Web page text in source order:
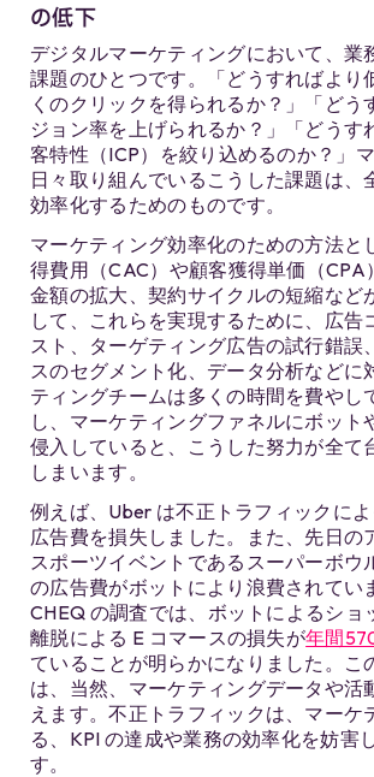
の低下
デジタルマーケティングにおいて、業
課題のひとつです。「どうすればより
くのクリックを得られるか？」「どう
ジョン率を上げられるか？」「どうす
客特性（ICP）を絞り込めるのか？」
日々取り組んでいるこうした課題は、
効率化するためのものです。
マーケティング効率化のための方法と
得費用（CAC）や顧客獲得単価（CPA
金額の拡大、契約サイクルの短縮など
して、これらを実現するために、広告
スト、ターゲティング広告の試行錯誤
スのセグメント化、データ分析などに
ティングチームは多くの時間を費やし
し、マーケティングファネルにボット
侵入していると、こうした努力が全て
しまいます。
例えば、Uber は不正トラフィックに
広告費を損失しました。また、先日の
スポーツイベントであるスーパーボウ
の広告費がボットにより浪費されてい
CHEQ の調査では、ボットによるショ
離脱による E コマースの損失が年間
ていることが明らかになりました。こ
は、当然、マーケティングデータや活
えます。不正トラフィックは、マーケ
る、KPI の達成や業務の効率化を妨害
す。